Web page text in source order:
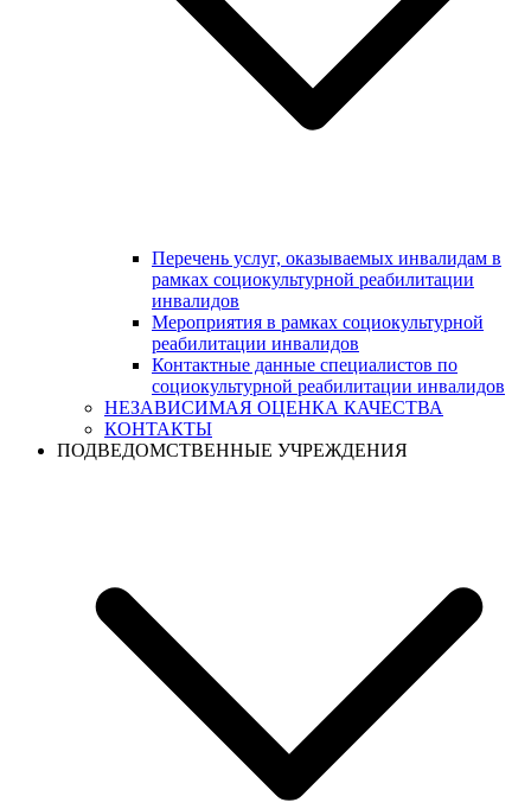
Перечень услуг, оказываемых инвалидам в
рамках социокультурной реабилитации
инвалидов
Мероприятия в рамках социокультурной
реабилитации инвалидов
Контактные данные специалистов по
социокультурной реабилитации инвалидов
НЕЗАВИСИМАЯ ОЦЕНКА КАЧЕСТВА
КОНТАКТЫ
ПОДВЕДОМСТВЕННЫЕ УЧРЕЖДЕНИЯ